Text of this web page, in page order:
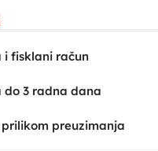
i fisklani račun
3 radna dana
preuzimanja